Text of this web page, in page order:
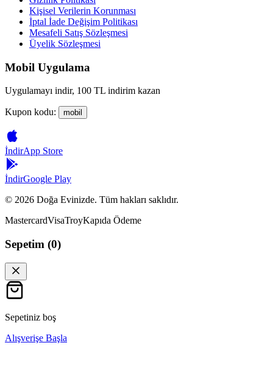
Kişisel Verilerin Korunması
İptal İade Değişim Politikası
Mesafeli Satış Sözleşmesi
Üyelik Sözleşmesi
Mobil Uygulama
Uygulamayı indir, 100 TL indirim kazan
Kupon kodu: mobil
İndirApp Store
İndirGoogle Play
© 2026 Doğa Evinizde. Tüm hakları saklıdır.
MastercardVisaTroyKapıda Ödeme
Sepetim (0)
Sepetiniz boş
Alışverişe Başla